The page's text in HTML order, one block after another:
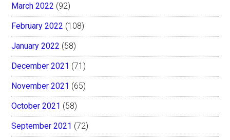
March 2022 (92)
February 2022 (108)
January 2022 (58)
December 2021 (71)
November 2021 (65)
October 2021 (58)
September 2021 (72)